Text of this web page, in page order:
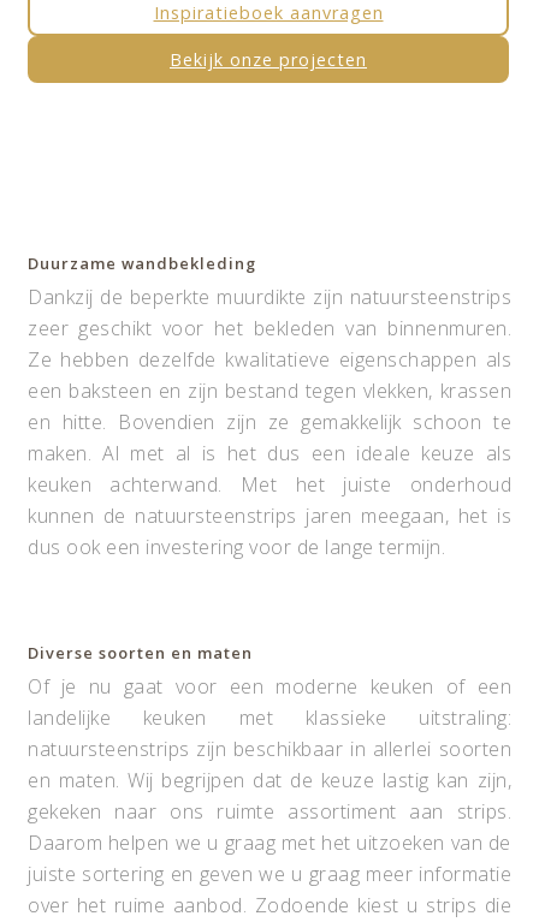
Inspiratieboek aanvragen
Bekijk onze projecten
Duurzame wandbekleding
Dankzij de beperkte muurdikte zijn natuursteenstrips
zeer geschikt voor het bekleden van binnenmuren.
Ze hebben dezelfde kwalitatieve eigenschappen als
een baksteen en zijn bestand tegen vlekken, krassen
en hitte. Bovendien zijn ze gemakkelijk schoon te
maken. Al met al is het dus een ideale keuze als
keuken achterwand. Met het juiste onderhoud
kunnen de natuursteenstrips jaren meegaan, het is
dus ook een investering voor de lange termijn.
Diverse soorten en maten
Of je nu gaat voor een moderne keuken of een
landelijke keuken met klassieke uitstraling:
natuursteenstrips zijn beschikbaar in allerlei soorten
en maten. Wij begrijpen dat de keuze lastig kan zijn,
gekeken naar ons ruimte assortiment aan strips.
Daarom helpen we u graag met het uitzoeken van de
juiste sortering en geven we u graag meer informatie
over het ruime aanbod. Zodoende kiest u strips die